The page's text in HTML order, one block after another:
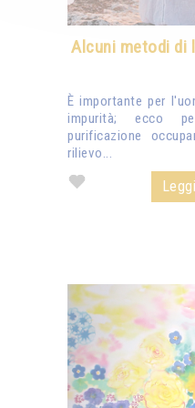
Alcuni metodi di
È importante per
impurità; ecco
purificazione
rilievo...